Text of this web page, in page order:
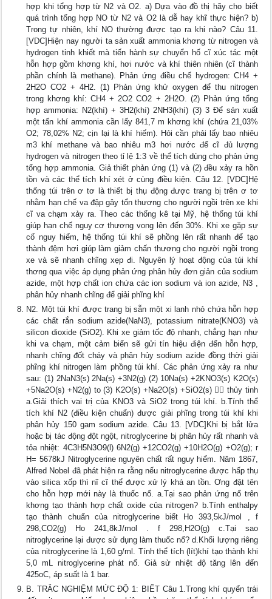
hợp khi tổng hợp từ N2 và O2. a) Dựa vào đồ thị hãy cho biết
quá trình tổng hợp NO từ N2 và O2 là dễ hay khĩ thực hiện? b)
Trong tự nhiên, khí NO thường được tạo ra khi nào? Câu 11.
[VDC]Hiện nay người ta sản xuất ammonia khơng từ nitrogen và
hydrogen tinh khiết mà tiến hành sự chuyển hố cĩ xúc tác một
hỗn hợp gồm khơng khí, hơi nước và khí thiên nhiên (cĩ thành
phần chính là methane). Phản ứng điều chế hydrogen: CH4 +
2H2O CO2 + 4H2. (1) Phản ứng khử oxygen để thu nitrogen
trong khơng khí: CH4 + 2O2 CO2 + 2H2O. (2) Phản ứng tổng
hợp ammonia: N2(khí) + 3H2(khí) 2NH3(khí) (3) 3 Để sản xuất
một tấn khí ammonia cần lấy 841,7 m khơng khí (chứa 21,03%
O2; 78,02% N2; cịn lại là khí hiếm). Hỏi cần phải lấy bao nhiêu
m3 khí methane và bao nhiêu m3 hơi nước để cĩ đủ lượng
hydrogen và nitrogen theo tỉ lệ 1:3 về thể tích dùng cho phản ứng
tổng hợp ammonia. Giả thiết phản ứng (1) và (2) đều xảy ra hồn
tồn và các thể tích khí xét ở cùng điều kiện. Câu 12. [VDC]Hệ
thống túi trên ơ tơ là thiết bị thụ động được trang bị trên ơ tơ
nhằm hạn chế va đập gây tổn thương cho người ngồi trên xe khi
cĩ va chạm xảy ra. Theo các thống kê tại Mỹ, hệ thống túi khí
giúp hạn chế nguy cơ thương vong lên đến 30%. Khi xe gặp sự
cố nguy hiểm, hệ thống túi khí sẽ phồng lên rất nhanh để tạo
thành đệm hơi giúp làm giảm chấn thương cho người ngồi trong
xe và sẽ nhanh chĩng xẹp đi. Nguyên lý hoạt động của túi khí
thơng qua việc áp dụng phản ứng phân hủy đơn giản của sodium
azide, một hợp chất ion chứa các ion sodium và ion azide, N3 ,
phân hủy nhanh chĩng để giải phĩng khí
N2. Một túi khí được trang bị sẵn một xi lanh nhỏ chứa hỗn hợp
các chất rắn sodium azide(NaN3), potassium nitrate(KNO3) và
silicon dioxide (SiO2). Khi xe giảm tốc độ nhanh, chẳng hạn như
khi va chạm, một cảm biến sẽ gửi tín hiệu điện đến hỗn hợp,
nhanh chĩng đốt cháy và phân hủy sodium azide đồng thời giải
phĩng khí nitrogen làm phồng túi khí. Các phản ứng xảy ra như
sau: (1) 2NaN3(s) 2Na(s) +3N2(g) (2) 10Na(s) +2KNO3(s) K2O(s)
+5Na2O(s) +N2(g) to (3) K2O(s) +Na2O(s) +SiO2(s)  thủy tinh
a.Giải thích vai trị của KNO3 và SiO2 trong túi khí. b.Tính thể
tích khí N2 (điều kiện chuẩn) được giải phĩng trong túi khí khi
phân hủy 150 gam sodium azide. Câu 13. [VDC]Khi bị bắt lửa
hoặc bị tác động đột ngột, nitroglycerine bị phân hủy rất nhanh và
tỏa nhiệt: 4C3H5N3O9(l) 6N2(g) +12CO2(g) +10H2O(g) +O2(g); r
H= 5678kJ Nitroglycerine nguyên chất rất nguy hiểm. Năm 1867,
Alfred Nobel đã phát hiện ra rằng nếu nitroglycerine được hấp thụ
vào silica xốp thì nĩ cĩ thể được xử lý khá an tồn. Ơng đặt tên
cho hỗn hợp mới này là thuốc nổ. a.Tại sao phản ứng nổ trên
khơng tạo thành hợp chất oxide của nitrogen? b.Tính enthalpy
tạo thành chuẩn của nitroglycerine biết Ho 393,5kJ/mol , f
298,CO2(g) Ho 241,8kJ/mol . f 298,H2O(g) c.Tại sao
nitroglycerine lại được sử dụng làm thuốc nổ? d.Khối lượng riêng
của nitroglycerine là 1,60 g/ml. Tính thể tích (lít)khí tạo thành khi
5,0 mL nitroglycerine phát nổ. Giả sử nhiệt độ tăng lên đến
425oC, áp suất là 1 bar.
B. TRẮC NGHIỆM MỨC ĐỘ 1: BIẾT Câu 1.Trong khí quyển trái